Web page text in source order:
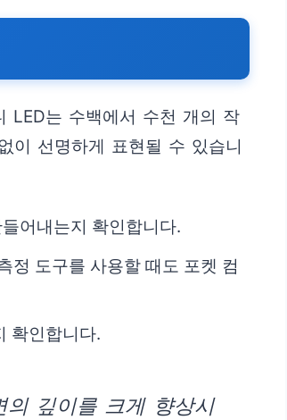
LED는 수백에서 수천 개의 작
이 선명하게 표현될 수 있습니
어내는지 확인합니다.
정 도구를 사용할 때도 포켓 컴
확인합니다.
깊이를 크게 향상시